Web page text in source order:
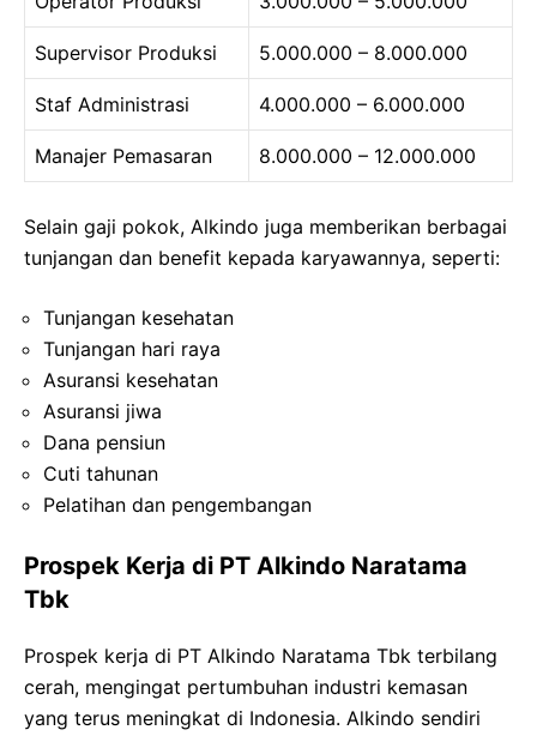
Supervisor Produksi 5.000.000 – 8.000.000
Staf Administrasi 4.000.000 – 6.000.000
Manajer Pemasaran 8.000.000 – 12.000.000
Selain gaji pokok, Alkindo juga memberikan berbagai
tunjangan dan benefit kepada karyawannya, seperti:
Tunjangan kesehatan
Tunjangan hari raya
Asuransi kesehatan
Asuransi jiwa
Dana pensiun
Cuti tahunan
Pelatihan dan pengembangan
Prospek Kerja di PT Alkindo Naratama
Tbk
Prospek kerja di PT Alkindo Naratama Tbk terbilang
cerah, mengingat pertumbuhan industri kemasan
yang terus meningkat di Indonesia. Alkindo sendiri